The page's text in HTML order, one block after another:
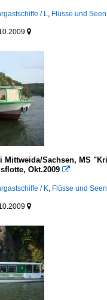
/ L, Flüsse und

Mittweida/Sachsen, MS
Okt.2009 
/ K, Flüsse und
